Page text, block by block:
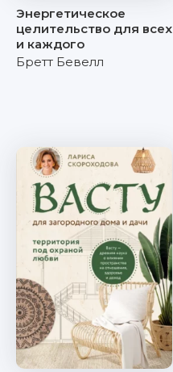
Энергетическое
целительство для всех
и каждого
Бретт Бевелл